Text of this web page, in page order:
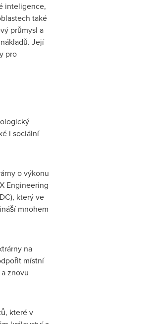
inteligence,
také
průmysl a
Její
pro
i sociální
o výkonu
Engineering
který ve
mnohem
na
místní
znovu
které v